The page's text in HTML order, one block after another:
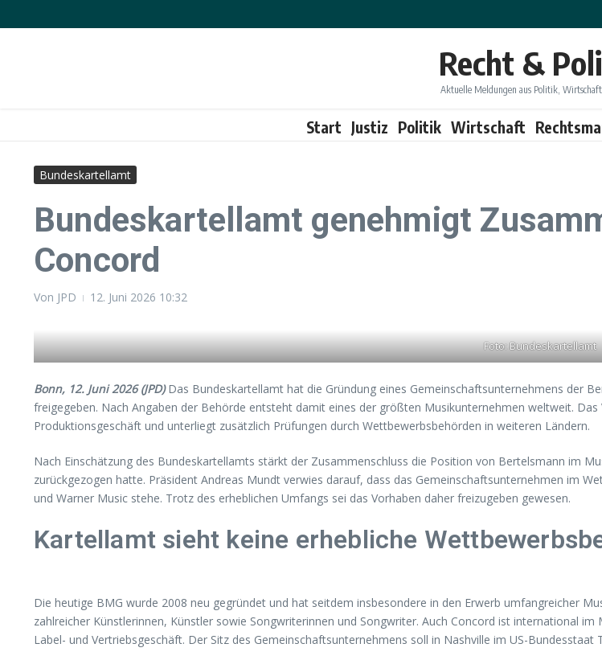
Recht &
Aktuelle Meldungen aus Politik,
Start Justiz Politik Wirtschaft
Bundeskartellamt
Bundeskartellamt genehmigt
Concord
Von JPD 12. Juni 2026 10:32
Foto: Bundeskartellamt
Bonn, 12. Juni 2026 (JPD)Das Bundeskartellamt hat die Gründung eines Gemeinschaftsunternehmens der
freigegeben. Nach Angaben der Behörde entsteht damit eines der größten Musikunternehmen weltweit.
Produktionsgeschäft und unterliegt zusätzlich Prüfungen durch Wettbewerbsbehörden in weiteren Ländern.
Nach Einschätzung des Bundeskartellamts stärkt der Zusammenschluss die Position von Bertelsmann im
zurückgezogen hatte. Präsident Andreas Mundt verwies darauf, dass das Gemeinschaftsunternehmen im
und Warner Music stehe. Trotz des erheblichen Umfangs sei das Vorhaben daher freizugeben gewesen.
Kartellamt sieht keine erhebliche
Die heutige BMG wurde 2008 neu gegründet und hat seitdem insbesondere in den Erwerb umfangreicher
zahlreicher Künstlerinnen, Künstler sowie Songwriterinnen und Songwriter. Auch Concord ist international
Label- und Vertriebsgeschäft. Der Sitz des Gemeinschaftsunternehmens soll in Nashville im US-Bundesstaat